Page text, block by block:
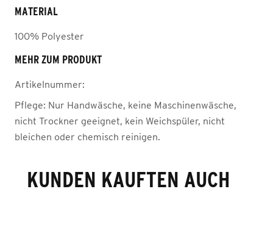
MATERIAL
100% Polyester
MEHR ZUM PRODUKT
Artikelnummer:
Pflege: Nur Handwäsche, keine Maschinenwäsche,
nicht Trockner geeignet, kein Weichspüler, nicht
bleichen oder chemisch reinigen.
KUNDEN KAUFTEN AUCH